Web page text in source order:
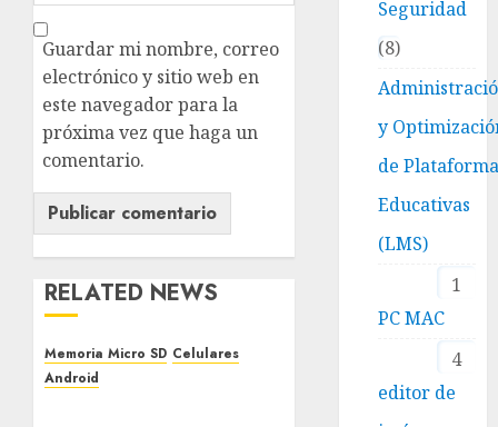
Guardar mi nombre, correo
electrónico y sitio web en
este navegador para la
próxima vez que haga un
comentario.
RELATED NEWS
Memoria Micro SD Celulares
Android
Seguridad
8
y
de
Educativas
(LMS)
1
PC MAC
4
editor de